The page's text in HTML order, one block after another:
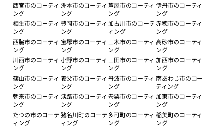
西宮市のコーティ
ング
洲本市のコーティ
ング
芦屋市のコーティ
ング
伊丹市のコーティ
ング
相生市のコーティ
ング
豊岡市のコーティ
ング
加古川市のコーテ
ィング
赤穂市のコーティ
ング
西脇市のコーティ
ング
宝塚市のコーティ
ング
三木市のコーティ
ング
高砂市のコーティ
ング
川西市のコーティ
ング
小野市のコーティ
ング
三田市のコーティ
ング
加西市のコーティ
ング
篠山市のコーティ
ング
養父市のコーティ
ング
丹波市のコーティ
ング
南あわじ市のコー
ティング
朝来市のコーティ
ング
淡路市のコーティ
ング
宍粟市のコーティ
ング
加東市のコーティ
ング
たつの市のコーテ
ィング
猪名川町のコーテ
ィング
多可町のコーティ
ング
稲美町のコーティ
ング